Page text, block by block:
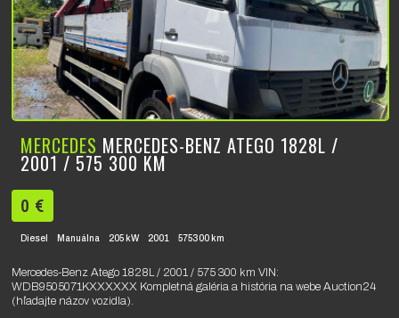
MERCEDES MERCEDES-BENZ ATEGO 1828L /
2001 / 575 300 KM
0 €
Diesel Manuálna 205 kW 2001 575300 km
Mercedes-Benz Atego 1828L / 2001 / 575 300 km VIN:
WDB9505071KXXXXXX Kompletná galéria a história na webe Auction24
(hľadajte názov vozidla).